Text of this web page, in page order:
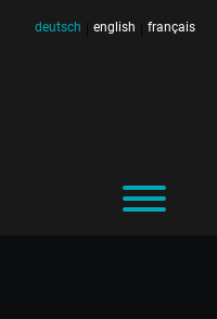
deutsch english français